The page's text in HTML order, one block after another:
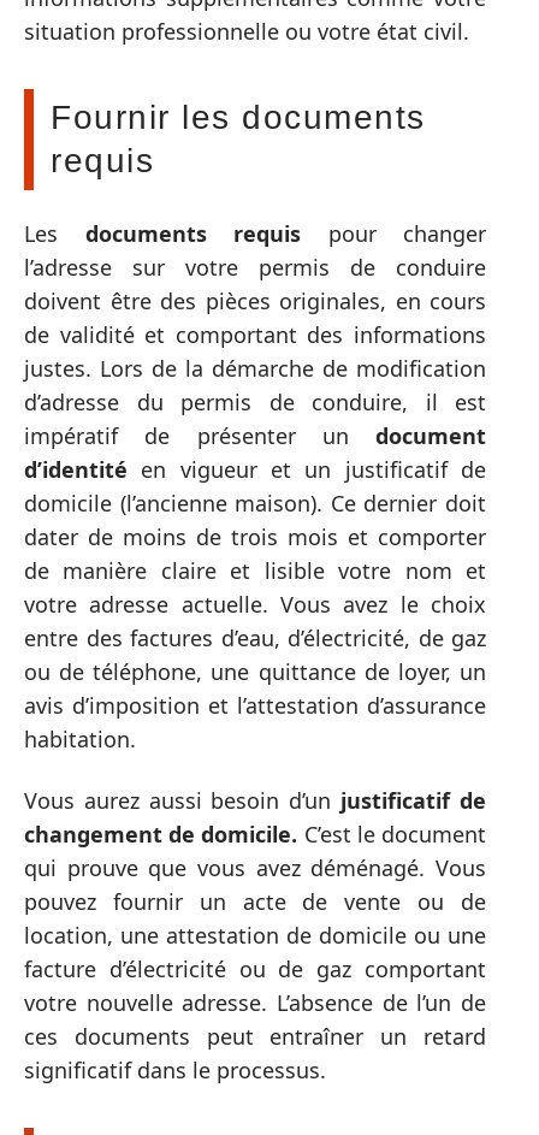
situation professionnelle ou votre état civil.
Fournir les documents
requis
Les documents requis pour changer
l’adresse sur votre permis de conduire
doivent être des pièces originales, en cours
de validité et comportant des informations
justes. Lors de la démarche de modification
d’adresse du permis de conduire, il est
impératif de présenter un document
d’identité en vigueur et un justificatif de
domicile (l’ancienne maison). Ce dernier doit
dater de moins de trois mois et comporter
de manière claire et lisible votre nom et
votre adresse actuelle. Vous avez le choix
entre des factures d’eau, d’électricité, de gaz
ou de téléphone, une quittance de loyer, un
avis d’imposition et l’attestation d’assurance
habitation.
Vous aurez aussi besoin d’un justificatif de
changement de domicile. C’est le document
qui prouve que vous avez déménagé. Vous
pouvez fournir un acte de vente ou de
location, une attestation de domicile ou une
facture d’électricité ou de gaz comportant
votre nouvelle adresse. L’absence de l’un de
ces documents peut entraîner un retard
significatif dans le processus.